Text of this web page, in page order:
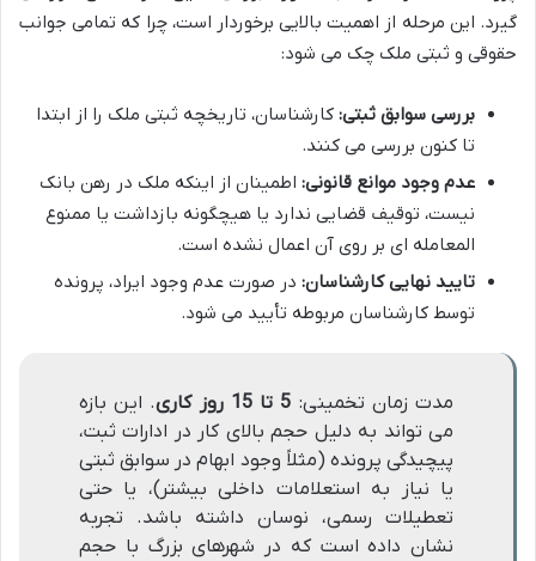
گیرد. این مرحله از اهمیت بالایی برخوردار است، چرا که تمامی جوانب
حقوقی و ثبتی ملک چک می شود:
بررسی سوابق ثبتی: کارشناسان، تاریخچه ثبتی ملک را از ابتدا
تا کنون بررسی می کنند.
عدم وجود موانع قانونی: اطمینان از اینکه ملک در رهن بانک
نیست، توقیف قضایی ندارد یا هیچگونه بازداشت یا ممنوع
المعامله ای بر روی آن اعمال نشده است.
تایید نهایی کارشناسان: در صورت عدم وجود ایراد، پرونده
توسط کارشناسان مربوطه تأیید می شود.
مدت زمان تخمینی: 5 تا 15 روز کاری
. این بازه
می تواند به دلیل حجم بالای کار در ادارات ثبت،
پیچیدگی پرونده (مثلاً وجود ابهام در سوابق ثبتی
یا نیاز به استعلامات داخلی بیشتر)، یا حتی
تعطیلات رسمی، نوسان داشته باشد. تجربه
نشان داده است که در شهرهای بزرگ با حجم